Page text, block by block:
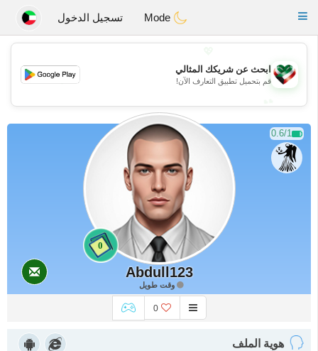
KuwaitChat
Toggle
تسجيل الدخول
💖
💕
ابحث عن شريكك المثالي
قم بتحميل تطبيق التعارف الآن!
0.6/1
0
Abdull123
وقت طويل
0
هوية الملف